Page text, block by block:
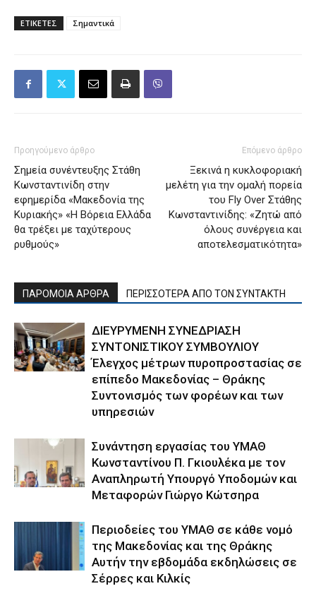
ΕΤΙΚΕΤΕΣ Σημαντικά
Προηγούμενο άρθρο
Σημεία συνέντευξης Στάθη
Κωνσταντινίδη στην
εφημερίδα «Μακεδονία της
Κυριακής» «Η Βόρεια Ελλάδα
θα τρέξει με ταχύτερους
ρυθμούς»
Επόμενο άρθρο
Ξεκινά η κυκλοφοριακή
μελέτη για την ομαλή πορεία
του Fly Over Στάθης
Κωνσταντινίδης: «Ζητώ από
όλους συνέργεια και
αποτελεσματικότητα»
ΠΑΡΟΜΟΙΑ ΑΡΘΡΑ ΠΕΡΙΣΣΟΤΕΡΑ ΑΠΟ ΤΟΝ ΣΥΝΤΑΚΤΗ
ΔΙΕΥΡΥΜΕΝΗ ΣΥΝΕΔΡΙΑΣΗ
ΣΥΝΤΟΝΙΣΤΙΚΟΥ ΣΥΜΒΟΥΛΙΟΥ
Έλεγχος μέτρων πυροπροστασίας σε
επίπεδο Μακεδονίας – Θράκης
Συντονισμός των φορέων και των
υπηρεσιών
Συνάντηση εργασίας του ΥΜΑΘ
Κωνσταντίνου Π. Γκιουλέκα με τον
Αναπληρωτή Υπουργό Υποδομών και
Μεταφορών Γιώργο Κώτσηρα
Περιοδείες του ΥΜΑΘ σε κάθε νομό
της Μακεδονίας και της Θράκης
Αυτήν την εβδομάδα εκδηλώσεις σε
Σέρρες και Κιλκίς